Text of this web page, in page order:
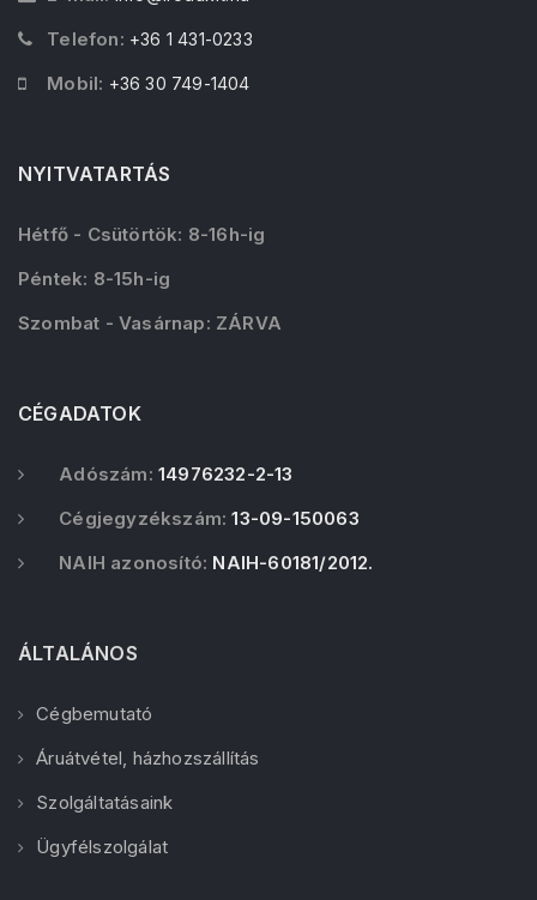
Telefon: +36 1 431-0233
Mobil: +36 30 749-1404
NYITVATARTÁS
Hétfő - Csütörtök: 8-16h-ig
Péntek: 8-15h-ig
Szombat - Vasárnap: ZÁRVA
CÉGADATOK
Adószám: 14976232-2-13
Cégjegyzékszám: 13-09-150063
NAIH azonosító: NAIH-60181/2012.
ÁLTALÁNOS
Cégbemutató
Áruátvétel, házhozszállítás
Szolgáltatásaink
Ügyfélszolgálat